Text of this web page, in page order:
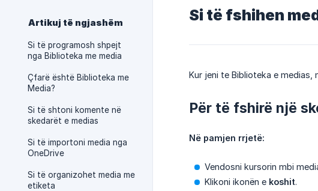
Artikuj të ngjashëm
Si të programosh shpejt
nga Biblioteka me media
Çfarë është Biblioteka me
Media?
Si të shtoni komente në
skedarët e medias
Si të importoni media nga
OneDrive
Si të organizohet media me
etiketa
Si të fshihen
Kur jeni te Biblioteka e
Për të fshirë një
Në pamjen rrjetë:
Vendosni kursorin mbi
Klikoni ikonën e koshit.